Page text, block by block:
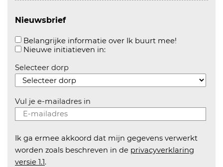
Nieuwsbrief
Belangrijke informatie over Ik buurt mee!
Nieuwe initiatieven in:Aanvinken om informatie over
Selecteer dorp
Vul je e-mailadres in
Ik ga ermee akkoord dat mijn gegevens verwerkt
worden zoals beschreven in de privacyverklaring
versie 1.1.